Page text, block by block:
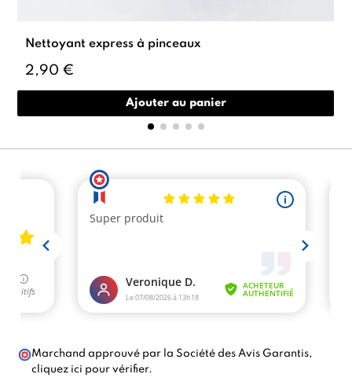
Nettoyant express à pinceaux
2,90 €
Ajouter au panier
Marchand approuvé par la Société des Avis Garantis,
cliquez ici pour vérifier.